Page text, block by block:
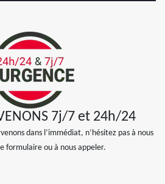
7j/7 et 24h/24
dans l’immédiat, n’hésitez pas à nous
formulaire ou à nous appeler.